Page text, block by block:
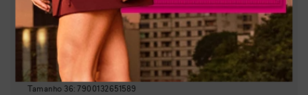
Indústria Brasileira
64029990
GTIN:
Tamanho
7900132687618
Tamanho
7900132651572
Tamanho
7900132582906
Tamanho 36:7900132651589